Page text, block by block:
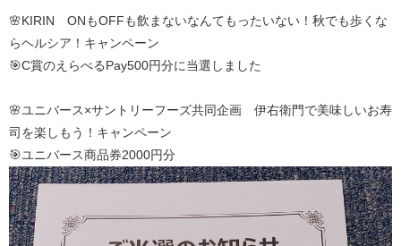
🌸KIRIN ONもOFFも飲まないなんてもったいない！秋でも歩くな
らヘルシア！キャンペーン
🎯C賞のえらべるPay500円分に当選しました
🌸ユニバース×サントリーフーズ共同企画 伊右衛門で美味しいお寿
司を楽しもう！キャンペーン
🎯ユニバース商品券2000円分